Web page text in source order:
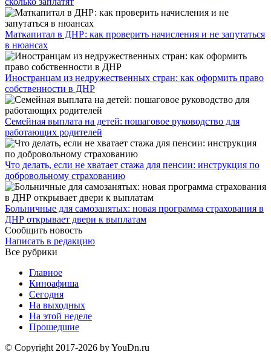
​Маткапитал в ДНР: как проверить начисления и не запутаться
в нюансах
Иностранцам из недружественных стран: как оформить право
собственности в ДНР
Семейная выплата на детей: пошаговое руководство для
работающих родителей
Что делать, если не хватает стажа для пенсии: инструкция по
добровольному страхованию
Больничные для самозанятых: новая программа страхования в
ДНР открывает двери к выплатам
Сообщить новость
Написать в редакцию
Все рубрики
Главное
Киноафиша
Сегодня
На выходных
На этой неделе
Прошедшие
© Copyright 2017-2026 by YouDn.ru